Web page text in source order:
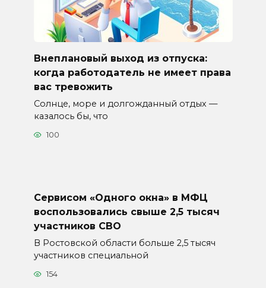
Внеплановый выход из отпуска:
когда работодатель не имеет права
вас тревожить
Солнце, море и долгожданный отдых —
казалось бы, что
100
Сервисом «Одного окна» в МФЦ
воспользовались свыше 2,5 тысяч
участников СВО
В Ростовской области больше 2,5 тысяч
участников специальной
154